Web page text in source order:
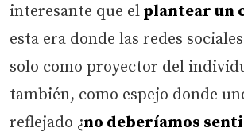
interesante que el plantear un
esta era donde las redes
solo como proyector del
también, como espejo donde
reflejado ¿no deberíamos